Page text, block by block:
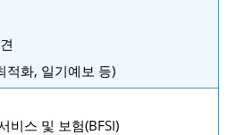
적화, 일기예보 등)
비스 및 보험(BFSI)